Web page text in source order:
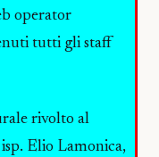
operator
tutti gli staff
rivolto al
Elio Lamonica,